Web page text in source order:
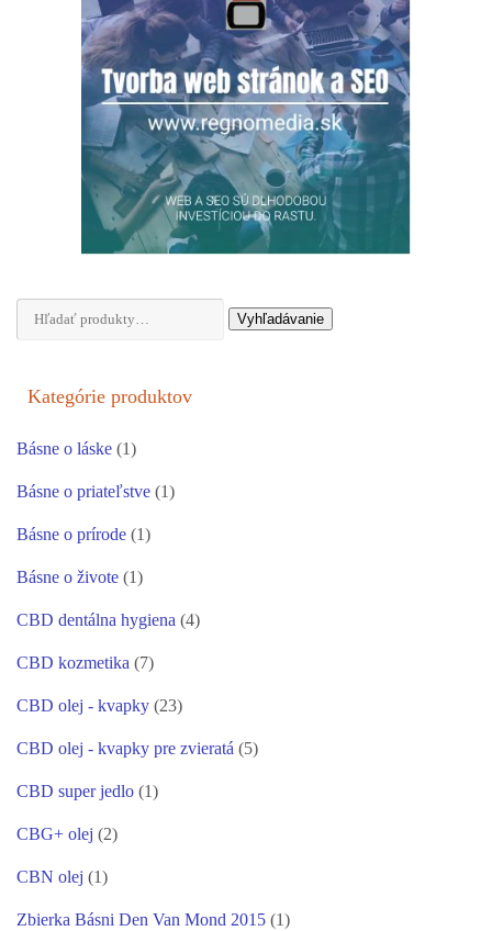
Hľadať: Vyhľadávanie
Kategórie produktov
Básne o láske (1)
Básne o priateľstve (1)
Básne o prírode (1)
Básne o živote (1)
CBD dentálna hygiena (4)
CBD kozmetika (7)
CBD olej - kvapky (23)
CBD olej - kvapky pre zvieratá (5)
CBD super jedlo (1)
CBG+ olej (2)
CBN olej (1)
Zbierka Básni Den Van Mond 2015 (1)